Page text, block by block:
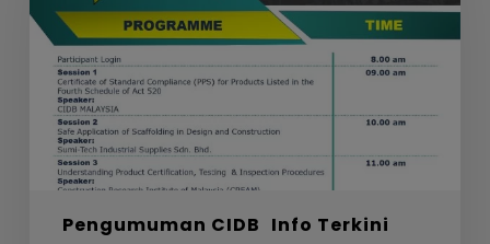
Pengumuman CIDB Info Terkini
STANDARD
FOR
SCAFFOLDING
FOURTH
SCHEDULE
ACT
CIDB,